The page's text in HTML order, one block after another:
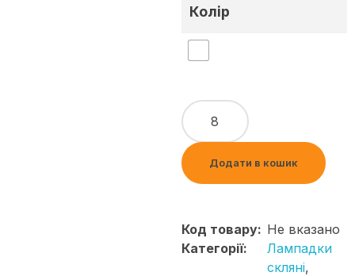
Колір
Додати в кошик
Код товару: Не вказано
Категорії:
Лампадки
скляні,